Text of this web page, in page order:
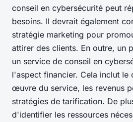
conseil en cybersécurité peut
besoins. Il devrait également
stratégie marketing pour
attirer des clients. En outre, un
un service de conseil en
l'aspect financier. Cela inclut le
œuvre du service, les revenus
stratégies de tarification. De
d'identifier les ressources